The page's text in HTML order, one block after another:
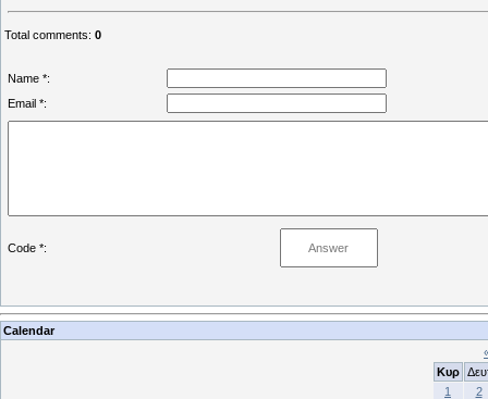
Total comments: 0
Name *:
Email *:
Code *:
Calendar
Κυρ
1
2